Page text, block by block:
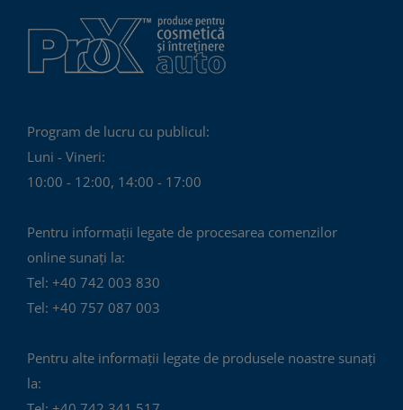
Program de lucru cu publicul:
Luni - Vineri:
10:00 - 12:00, 14:00 - 17:00
Pentru informații legate de procesarea comenzilor
online sunați la:
Tel: +40 742 003 830
Tel: +40 757 087 003
Pentru alte informații legate de produsele noastre sunați
la: